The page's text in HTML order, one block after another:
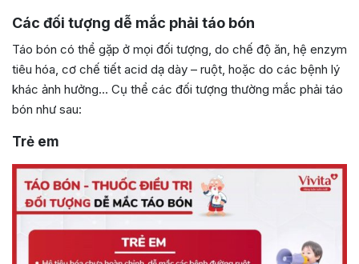
Các đối tượng dễ mắc phải táo bón
Táo bón có thể gặp ở mọi đối tượng, do chế độ ăn, hệ enzym
tiêu hóa, cơ chế tiết acid dạ dày – ruột, hoặc do các bệnh lý
khác ảnh hưởng… Cụ thể các đối tượng thường mắc phải táo
bón như sau:
Trẻ em